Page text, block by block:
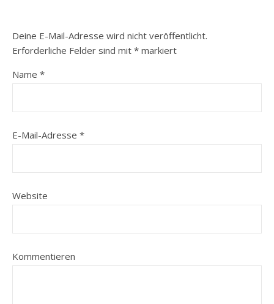
Deine E-Mail-Adresse wird nicht veröffentlicht.
Erforderliche Felder sind mit * markiert
Name *
E-Mail-Adresse *
Website
Kommentieren